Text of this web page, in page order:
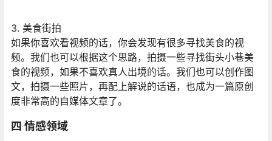
3. 美食街拍
如果你喜欢看视频的话，你会发现有很多寻找美食的视
频。我们也可以根据这个思路，拍摄一些寻找街头小巷美
食的视频，如果不喜欢真人出境的话。我们也可以创作图
文，拍摄一些照片，再配上解说的话语，也成为一篇原创
度非常高的自媒体文章了。
四 情感领域